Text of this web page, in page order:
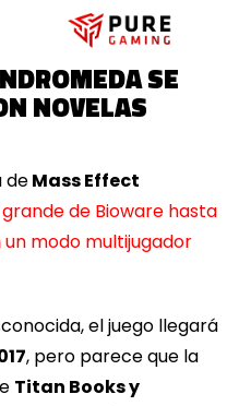
SE
NOVELAS
deMass Effect
de Bioware hasta
modo multijugador
el juego llegará
, pero parece que la
Titan Books y